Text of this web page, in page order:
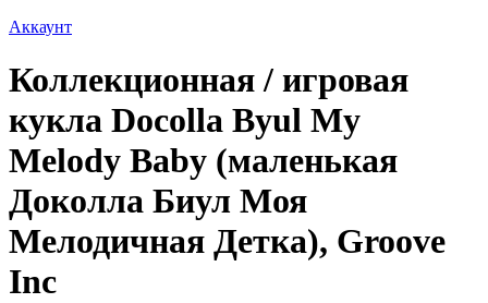
Аккаунт
Коллекционная / игровая
кукла Docolla Byul My
Melody Baby (маленькая
Доколла Биул Моя
Мелодичная Детка), Groove
Inc